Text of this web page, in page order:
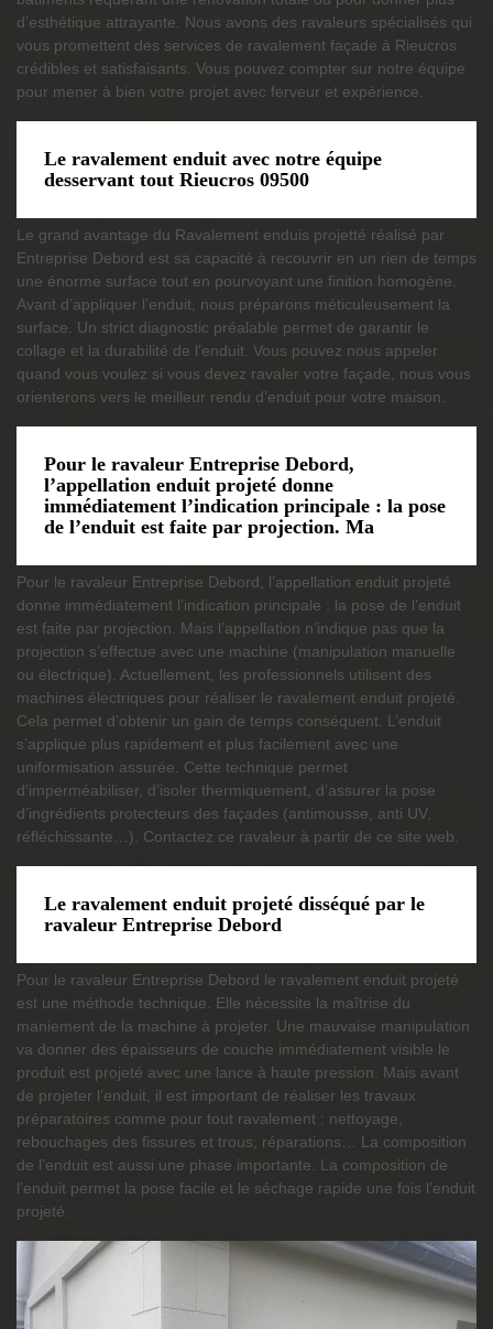
d’esthétique attrayante. Nous avons des ravaleurs spécialisés qui
vous promettent des services de ravalement façade à Rieucros
crédibles et satisfaisants. Vous pouvez compter sur notre équipe
pour mener à bien votre projet avec ferveur et expérience.
Le ravalement enduit avec notre équipe
desservant tout Rieucros 09500
Le grand avantage du Ravalement enduis projetté réalisé par
Entreprise Debord est sa capacité à recouvrir en un rien de temps
une énorme surface tout en pourvoyant une finition homogène.
Avant d’appliquer l’enduit, nous préparons méticuleusement la
surface. Un strict diagnostic préalable permet de garantir le
collage et la durabilité de l’enduit. Vous pouvez nous appeler
quand vous voulez si vous devez ravaler votre façade, nous vous
orienterons vers le meilleur rendu d’enduit pour votre maison.
Pour le ravaleur Entreprise Debord,
l’appellation enduit projeté donne
immédiatement l’indication principale : la pose
de l’enduit est faite par projection. Ma
Pour le ravaleur Entreprise Debord, l’appellation enduit projeté
donne immédiatement l’indication principale : la pose de l’enduit
est faite par projection. Mais l’appellation n’indique pas que la
projection s’effectue avec une machine (manipulation manuelle
ou électrique). Actuellement, les professionnels utilisent des
machines électriques pour réaliser le ravalement enduit projeté.
Cela permet d’obtenir un gain de temps conséquent. L’enduit
s’applique plus rapidement et plus facilement avec une
uniformisation assurée. Cette technique permet
d’imperméabiliser, d’isoler thermiquement, d’assurer la pose
d’ingrédients protecteurs des façades (antimousse, anti UV,
réfléchissante…). Contactez ce ravaleur à partir de ce site web.
Le ravalement enduit projeté disséqué par le
ravaleur Entreprise Debord
Pour le ravaleur Entreprise Debord le ravalement enduit projeté
est une méthode technique. Elle nécessite la maîtrise du
maniement de la machine à projeter. Une mauvaise manipulation
va donner des épaisseurs de couche immédiatement visible le
produit est projeté avec une lance à haute pression. Mais avant
de projeter l’enduit, il est important de réaliser les travaux
préparatoires comme pour tout ravalement : nettoyage,
rebouchages des fissures et trous, réparations… La composition
de l’enduit est aussi une phase importante. La composition de
l’enduit permet la pose facile et le séchage rapide une fois l’enduit
projeté.